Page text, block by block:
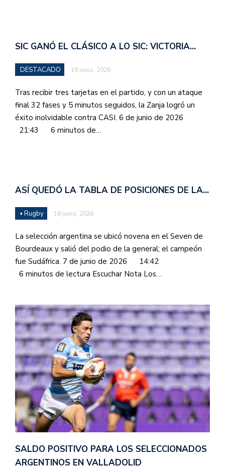
SIC GANÓ EL CLÁSICO A LO SIC: VICTORIA…
DESTACADO 18 junio, 2026
Tras recibir tres tarjetas en el partido, y con un ataque
final 32 fases y 5 minutos seguidos, la Zanja logró un
éxito inolvidable contra CASI. 6 de junio de 2026
21:43 6 minutos de…
ASÍ QUEDÓ LA TABLA DE POSICIONES DE LA…
▪ Rugby 18 junio, 2026
La selección argentina se ubicó novena en el Seven de
Bourdeaux y salió del podio de la general; el campeón
fue Sudáfrica. 7 de junio de 2026 14:42
6 minutos de lectura Escuchar Nota Los…
SALDO POSITIVO PARA LOS SELECCIONADOS
ARGENTINOS EN VALLADOLID